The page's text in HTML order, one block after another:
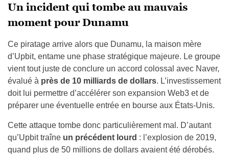
Un incident qui tombe au mauvais
moment pour Dunamu
Ce piratage arrive alors que Dunamu, la maison mère
d’Upbit, entame une phase stratégique majeure. Le groupe
vient tout juste de conclure un accord colossal avec Naver,
évalué à près de 10 milliards de dollars. L’investissement
doit lui permettre d’accélérer son expansion Web3 et de
préparer une éventuelle entrée en bourse aux États-Unis.
Cette attaque tombe donc particulièrement mal. D’autant
qu’Upbit traîne un précédent lourd : l’explosion de 2019,
quand plus de 50 millions de dollars avaient été dérobés.